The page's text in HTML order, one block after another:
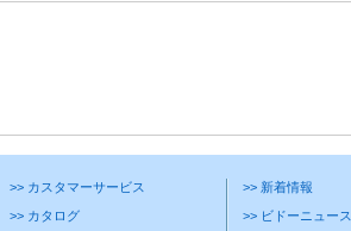
>> カスタマーサービス
>> カタログ
>> 新着情報
>> ビドーニュース